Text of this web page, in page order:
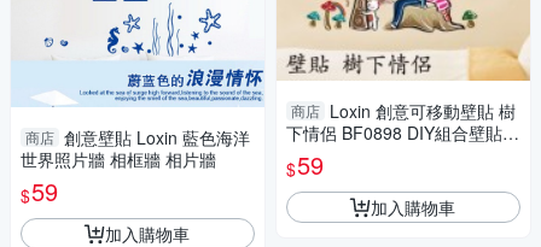
商店 創意壁貼 Loxin 藍色海洋
世界照片牆 相框牆 相片牆
$59
加入購物車
商店 Loxin 創意可移動壁貼 樹
下情侶 BF0898 DIY組合壁貼
壁紙 牆貼 背景貼
$59
加入購物車